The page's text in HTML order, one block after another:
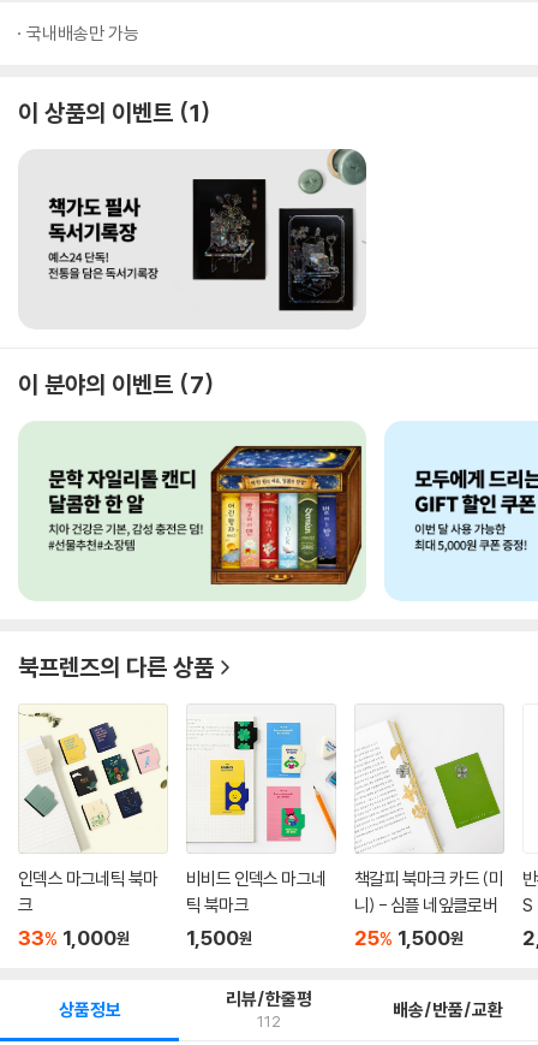
국내배송만 가능
이 상품의 이벤트 1
이 분야의 이벤트 7
북프렌즈의 다른 상품
인덱스 마그네틱 북마
크
33% 1,000원
비비드 인덱스 마그네
틱 북마크
1,500원
책갈피 북마크 카드 (미
니) - 심플 네잎클로버
25% 1,500원
S
상품정보 리뷰/한줄평
112 배송/반품/교환